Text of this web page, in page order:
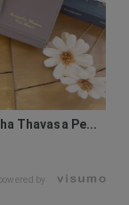
Thavasa Pe...
by